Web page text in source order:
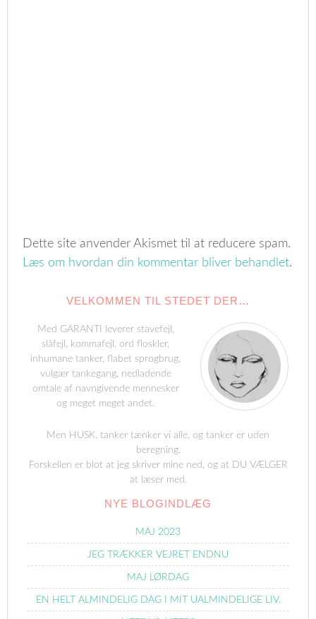
Dette site anvender Akismet til at reducere spam.
Læs om hvordan din kommentar bliver behandlet.
VELKOMMEN TIL STEDET DER…
Med GARANTI leverer stavefejl,
slåfejl, kommafejl, ord floskler,
inhumane tanker, flabet sprogbrug,
vulgær tankegang, nedladende
omtale af navngivende mennesker
og meget meget andet.
Men HUSK, tanker tænker vi alle, og tanker er uden
beregning.
Forskellen er blot at jeg skriver mine ned, og at DU VÆLGER
at læser med.
NYE BLOGINDLÆG
MAJ 2023
JEG TRÆKKER VEJRET ENDNU
MAJ LØRDAG
EN HELT ALMINDELIG DAG I MIT UALMINDELIGE LIV.